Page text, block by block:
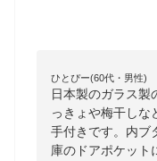
ひとぴー(60代・男性)
日本製のガラス製
っきょや梅干しな
手付きです。内ブ
庫のドアポケット